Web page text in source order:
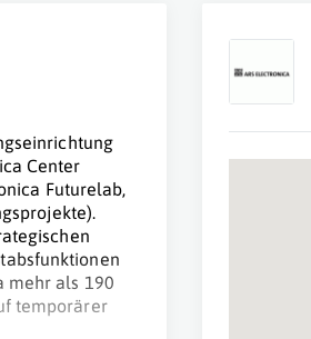
Center
Futurelab,
mehr als 190
temporärer